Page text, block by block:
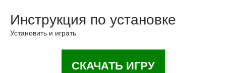
Инструкция по установке
Установить и играть
СКАЧАТЬ ИГРУ